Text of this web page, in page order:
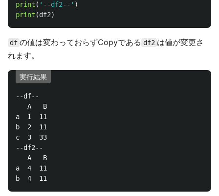
print ( ' --df2-- ' )
print (df2)
df の値は変わっておらずCopyである df2 は値が変更さ
れます。
実行結果
--df--
   A   B
a  1  11
b  2  11
c  3  33
--df2--
   A   B
a  4  11